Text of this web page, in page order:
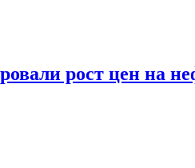
рост цен на